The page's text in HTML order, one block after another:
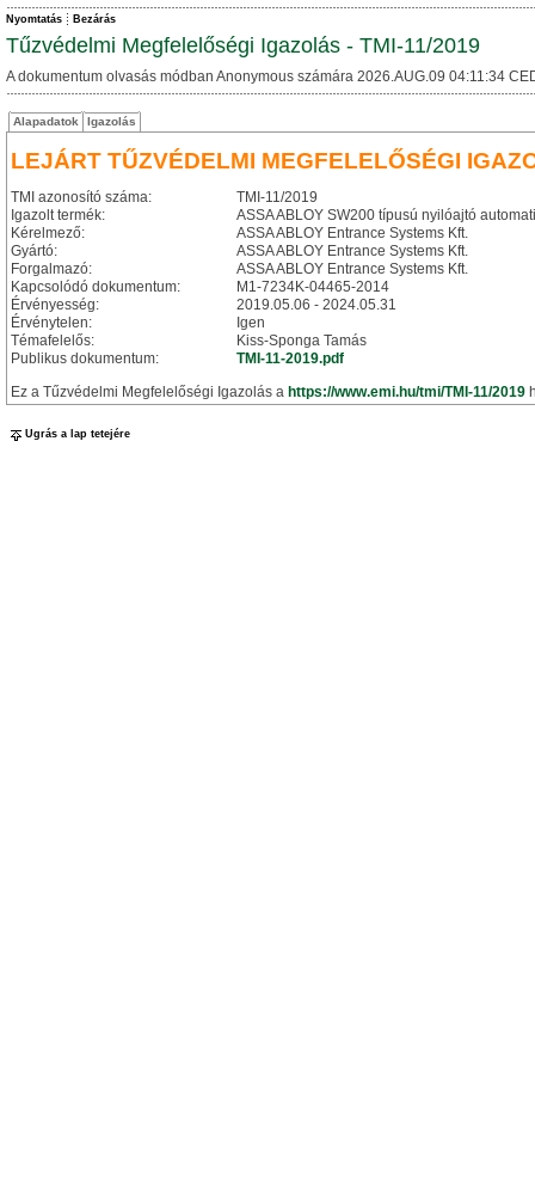
Nyomtatás Bezárás
Tűzvédelmi Megfelelőségi Igazolás - TMI-11/2019
A dokumentum olvasás módban Anonymous számára 2026.AUG.09 04:11:34
Alapadatok Igazolás
LEJÁRT TŰZVÉDELMI MEGFELELŐSÉGI
TMI azonosító száma:
TMI-11/2019
Igazolt termék:
ASSA ABLOY SW200 típusú nyilóajtó
Kérelmező:
ASSA ABLOY Entrance Systems Kft.
Gyártó:
ASSA ABLOY Entrance Systems Kft.
Forgalmazó:
ASSA ABLOY Entrance Systems Kft.
Kapcsolódó dokumentum:
M1-7234K-04465-2014
Érvényesség:
2019.05.06 - 2024.05.31
Érvénytelen:
Igen
Témafelelős:
Kiss-Sponga Tamás
Publikus dokumentum:
TMI-11-2019.pdf
Ez a Tűzvédelmi Megfelelőségi Igazolás a https://www.emi.hu/tmi/TMI-11/2019
Ugrás a lap tetejére